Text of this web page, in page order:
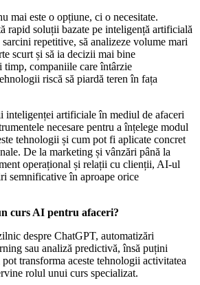
mai este o opțiune, ci o necesitate.
rapid soluții bazate pe inteligență artificială
sarcini repetitive, să analizeze volume mari
scurt și să ia decizii mai bine
timp, companiile care întârzie
riscă să piardă teren în fața
inteligenței artificiale în mediul de afaceri
necesare pentru a înțelege modul
tehnologii și cum pot fi aplicate concret
De la marketing și vânzări până la
operațional și relații cu clienții, AI-ul
semnificative în aproape orice
curs AI pentru afaceri?
despre ChatGPT, automatizări
sau analiză predictivă, însă puțini
transforma aceste tehnologii activitatea
rolul unui curs specializat.